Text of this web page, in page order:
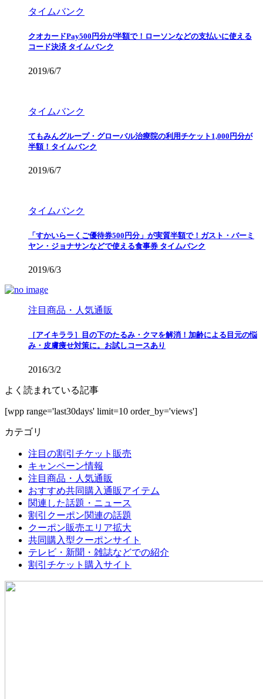
タイムバンク
クオカードPay500円分が半額で！ローソンなどの支払いに使える
コード決済 タイムバンク
2019/6/7
タイムバンク
てもみんグループ・グローバル治療院の利用チケット1,000円分が
半額！タイムバンク
2019/6/7
タイムバンク
「すかいらーくご優待券500円分」が実質半額で！ガスト・バーミ
ヤン・ジョナサンなどで使える食事券 タイムバンク
2019/6/3
注目商品・人気通販
［アイキララ］目の下のたるみ・クマを解消！加齢による目元の悩
み・皮膚痩せ対策に。お試しコースあり
2016/3/2
よく読まれている記事
[wpp range='last30days' limit=10 order_by='views']
カテゴリ
注目の割引チケット販売
キャンペーン情報
注目商品・人気通販
おすすめ共同購入通販アイテム
関連した話題・ニュース
割引クーポン関連の話題
クーポン販売エリア拡大
共同購入型クーポンサイト
テレビ・新聞・雑誌などでの紹介
割引チケット購入サイト